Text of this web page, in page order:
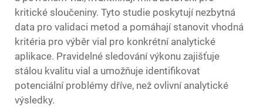
kritické sloučeniny. Tyto studie poskytují nezbytná
data pro validaci metod a pomáhají stanovit vhodná
kritéria pro výběr vial pro konkrétní analytické
aplikace. Pravidelné sledování výkonu zajišťuje
stálou kvalitu vial a umožňuje identifikovat
potenciální problémy dříve, než ovlivní analytické
výsledky.